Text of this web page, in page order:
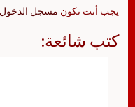
يجب أنت تكون مسجل الدخول
كتب شائعة: